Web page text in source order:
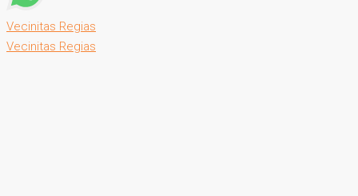
Vecinitas Regias
Vecinitas Regias